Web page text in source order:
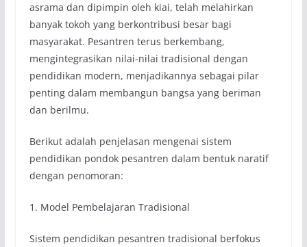
asrama dan dipimpin oleh kiai, telah melahirkan
banyak tokoh yang berkontribusi besar bagi
masyarakat. Pesantren terus berkembang,
mengintegrasikan nilai-nilai tradisional dengan
pendidikan modern, menjadikannya sebagai pilar
penting dalam membangun bangsa yang beriman
dan berilmu.
Berikut adalah penjelasan mengenai sistem
pendidikan pondok pesantren dalam bentuk naratif
dengan penomoran:
1. Model Pembelajaran Tradisional
Sistem pendidikan pesantren tradisional berfokus